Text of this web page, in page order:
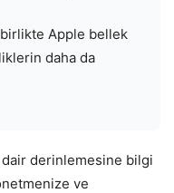
Apple bellek
daha da
derinlemesine bilgi
ve